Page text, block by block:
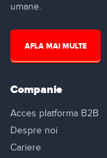
umane.
AFLA MAI MULTE
Companie
Acces platforma B2B
Despre noi
Cariere